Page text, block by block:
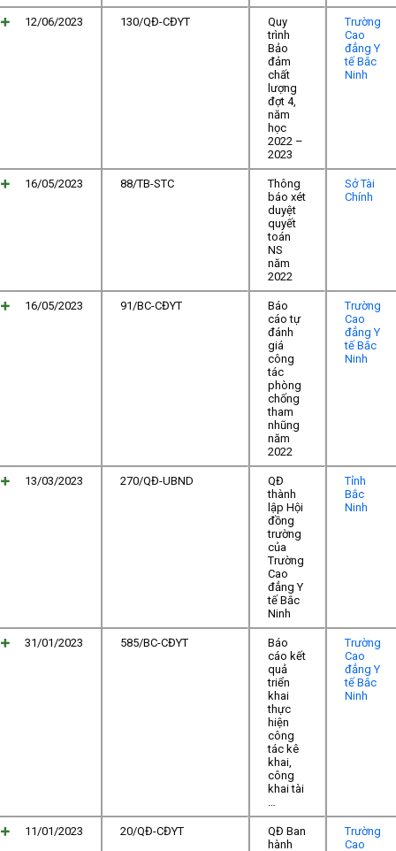
12/06/2023 130/QĐ-CĐYT
Quy
trình
Bảo
đảm
chất
lượng
đợt 4,
năm
học
2022 –
2023
Trường
Cao
đẳng Y
tế Bắc
Ninh
16/05/2023 88/TB-STC
Thông
báo xét
duyệt
quyết
toán
NS
năm
2022
Sở Tài
Chính
16/05/2023 91/BC-CĐYT
Báo
cáo tự
đánh
giá
công
tác
phòng
chống
tham
nhũng
năm
2022
Trường
Cao
đẳng Y
tế Bắc
Ninh
13/03/2023 270/QĐ-UBND
QĐ
thành
lập Hội
đồng
trường
của
Trường
Cao
đẳng Y
tế Bắc
Ninh
Tỉnh
Bắc
Ninh
31/01/2023 585/BC-CĐYT
Báo
cáo kết
quả
triển
khai
thực
hiện
công
tác kê
khai,
công
khai tài
Trường
Cao
đẳng Y
tế Bắc
Ninh
11/01/2023 20/QĐ-CĐYT
QĐ Ban
hành
Trường
Cao